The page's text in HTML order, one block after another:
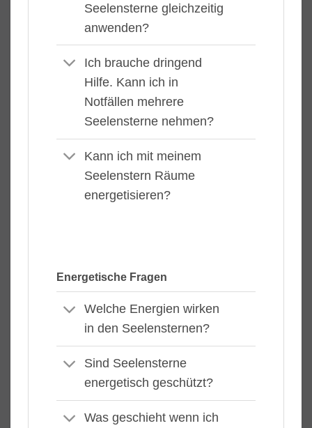
Seelensterne gleichzeitig
anwenden?
Ich brauche dringend
Hilfe. Kann ich in
Notfällen mehrere
Seelensterne nehmen?
Kann ich mit meinem
Seelenstern Räume
energetisieren?
Energetische Fragen
Welche Energien wirken
in den Seelensternen?
Sind Seelensterne
energetisch geschützt?
Was geschieht wenn ich